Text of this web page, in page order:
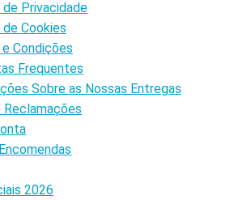
Privacidade
Cookies
Condições
Frequentes
Sobre as Nossas Entregas
Reclamações
2026